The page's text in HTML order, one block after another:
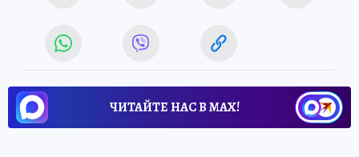
ЧИТАЙТЕ НАС В МАХ!